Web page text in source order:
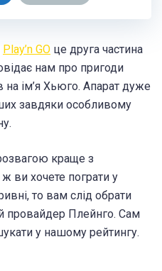
Play’n GO це друга частина
нам про пригоди
ім’я Хьюго. Апарат дуже
завдяки особливому
краще з
ви хочете пограти у
то вам слід обрати
провайдер Плейнго. Сам
у нашому рейтингу.